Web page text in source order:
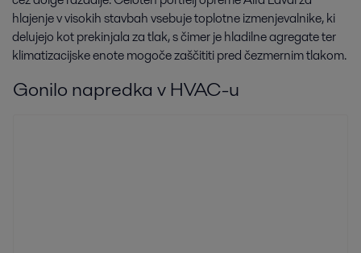
hlajenje v visokih stavbah vsebuje toplotne izmenjevalnike, ki
delujejo kot prekinjala za tlak, s čimer je hladilne agregate ter
klimatizacijske enote mogoče zaščititi pred čezmernim tlakom.
Gonilo napredka v HVAC-u